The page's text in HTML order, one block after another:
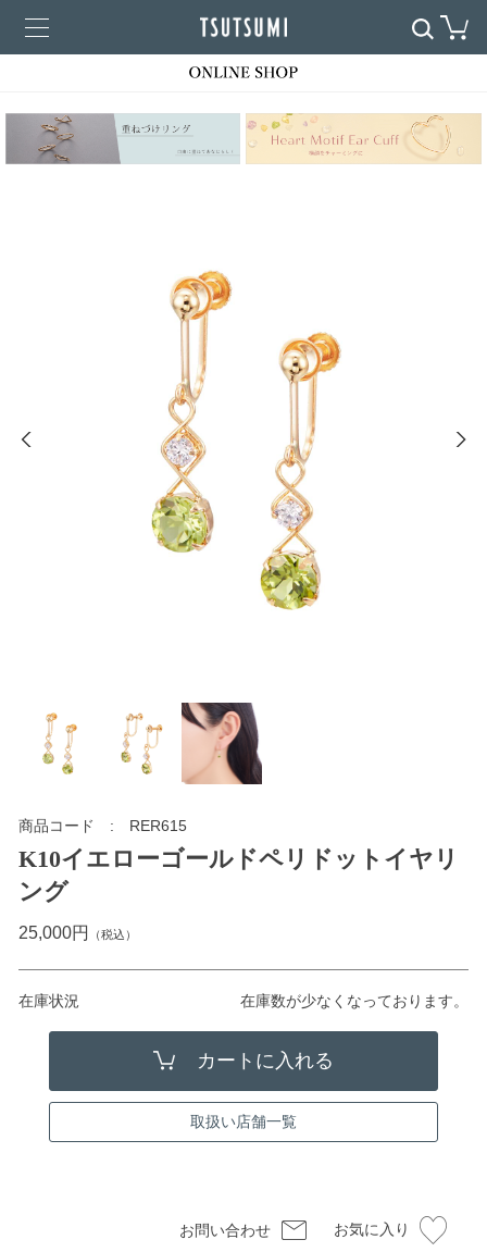
商品コード RER615
K10イエローゴールドペリドットイヤリ
ング
25,000円 （税込）
在庫状況 在庫数が少なくなっております。
取扱い店舗一覧
お問い合わせ お気に入り